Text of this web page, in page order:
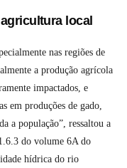
local
nas regiões de
a produção agrícola
impactados, e
em produções de gado,
a população”, ressaltou a
do volume 6A do
hídrica do rio